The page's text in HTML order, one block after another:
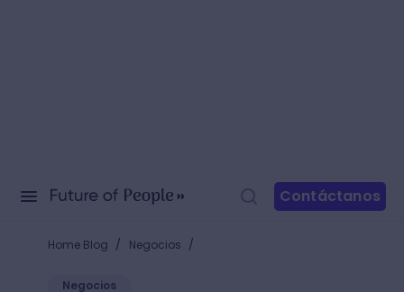
Contáctanos
Home Blog / Negocios /
Negocios